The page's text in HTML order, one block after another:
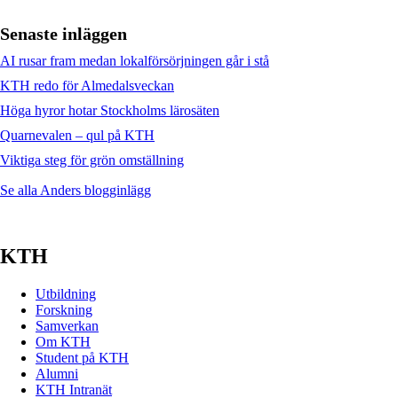
Senaste inläggen
AI rusar fram medan lokalförsörjningen går i stå
KTH redo för Almedalsveckan
Höga hyror hotar Stockholms lärosäten
Quarnevalen – qul på KTH
Viktiga steg för grön omställning
Se alla Anders blogginlägg
KTH
Utbildning
Forskning
Samverkan
Om KTH
Student på KTH
Alumni
KTH Intranät